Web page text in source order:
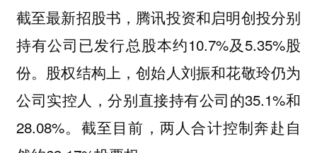
截至最新招股书，腾讯投资和启明创投分别
持有公司已发行总股本约10.7%及5.35%股
份。股权结构上，创始人刘振和花敬玲仍为
公司实控人，分别直接持有公司的35.1%和
28.08%。截至目前，两人合计控制奔赴自